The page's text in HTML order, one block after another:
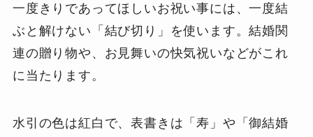
一度きりであってほしいお祝い事には、一度結
ぶと解けない「結び切り」を使います。結婚関
連の贈り物や、お見舞いの快気祝いなどがこれ
に当たります。
水引の色は紅白で、表書きは「寿」や「御結婚